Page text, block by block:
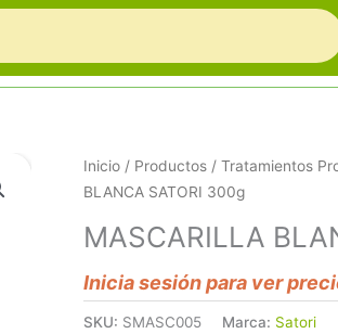
Inicio / Productos / Tratamientos
BLANCA SATORI 300g
MASCARILLA
Inicia sesión para ver
SKU: SMASC005 Marca: Satori